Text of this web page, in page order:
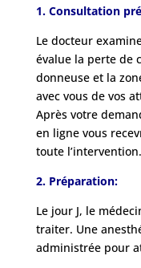
1. Consultation
Le docteur
évalue la perte de
donneuse et la
avec vous de vos
Après votre
en ligne vous
toute l’intervention.
2. Préparation:
Le jour J, le
traiter. Une
administrée pour